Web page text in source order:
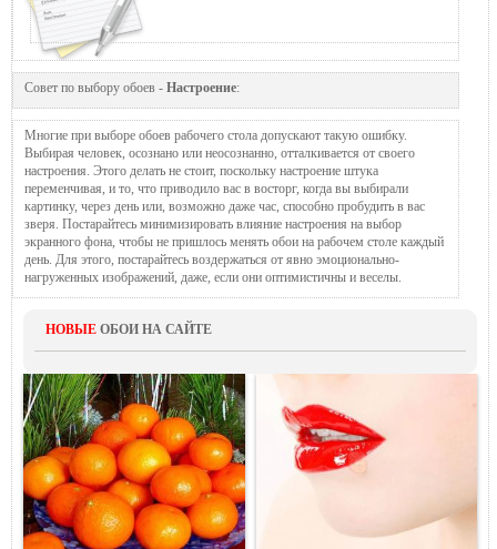
Совет по выбору обоев - Настроение:
Многие при выборе обоев рабочего стола допускают такую ошибку.
Выбирая человек, осознано или неосознанно, отталкивается от своего
настроения. Этого делать не стоит, поскольку настроение штука
переменчивая, и то, что приводило вас в восторг, когда вы выбирали
картинку, через день или, возможно даже час, способно пробудить в вас
зверя. Постарайтесь минимизировать влияние настроения на выбор
экранного фона, чтобы не пришлось менять обои на рабочем столе каждый
день. Для этого, постарайтесь воздержаться от явно эмоционально-
нагруженных изображений, даже, если они оптимистичны и веселы.
НОВЫЕ ОБОИ НА САЙТЕ